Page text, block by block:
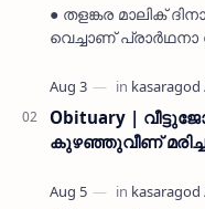
● തളങ്കര മാലിക്
വെച്ചാണ്
നൽകി കാസ…
Obituary |
കുഴഞ്ഞുവീണ്